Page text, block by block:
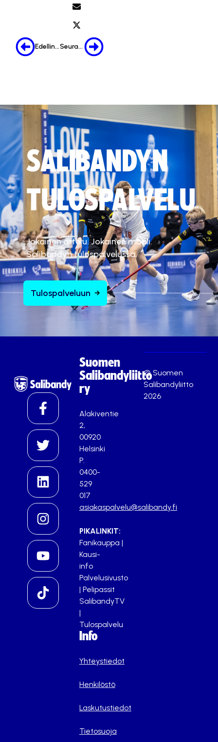
Edellinen Seuraava
SALIBANDYN
TULOSPALVELU
Jokainen ottelu. Jokainen maali.
Salibandyn tulospalvelussa.
Tulospalveluun
Suomen
Salibandyliitto
ry
Alakiventie
2,
00920
Helsinki
P.
0400-
529
017
asiakaspalvelu@salibandy.fi
PIKALINKIT:
Fanikauppa |
Kausi-
info
Palvelusivusto
| Pelipassit
SalibandyTV
|
Tulospalvelu
Info
Yhteystiedot
Henkilöstö
Laskutustiedot
Tietosuoja
© Suomen
Salibandyliitto
2026